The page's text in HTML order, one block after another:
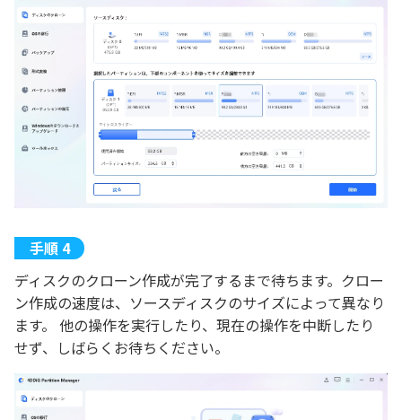
ディスクのクローン作成が完了するまで待ちます。クロー
ン作成の速度は、ソースディスクのサイズによって異なり
ます。 他の操作を実行したり、現在の操作を中断したり
せず、しばらくお待ちください。